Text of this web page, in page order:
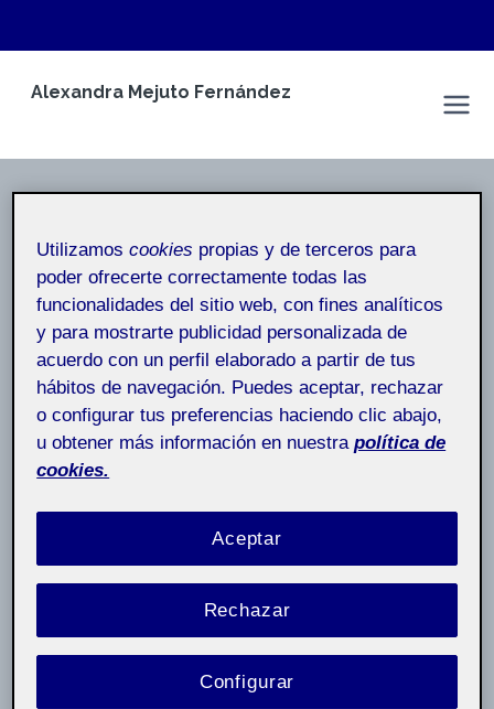
Alexandra Mejuto Fernández
Fernández
Inicio / Alexandra Mejuto Fernández
SIN CATEGORÍA
REFLEXIÓN DEL PROYECTO
Alexandra Mejuto Fernández
competencias TIC
Pública
Utilizamoscookies propias y de terceros para
poder ofrecerte correctamente todas las
funcionalidades del sitio web, con fines analíticos
y para mostrarte publicidad personalizada de
acuerdo con un perfil elaborado a partir de tus
hábitos de navegación. Puedes aceptar, rechazar
o configurar tus preferencias haciendo clic abajo,
u obtener más información en nuestra política de
cookies.
Rechazar
Aceptar
Configurar